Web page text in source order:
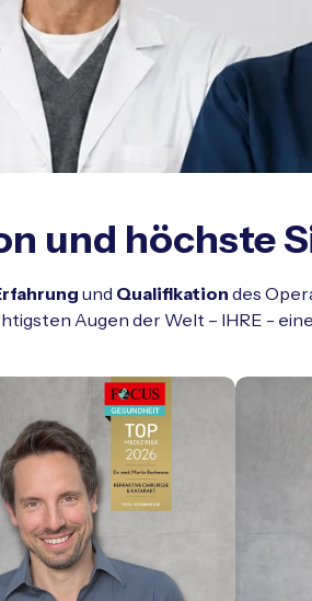
und höchste
und Qualifikation des
Augen der Welt – IHRE -